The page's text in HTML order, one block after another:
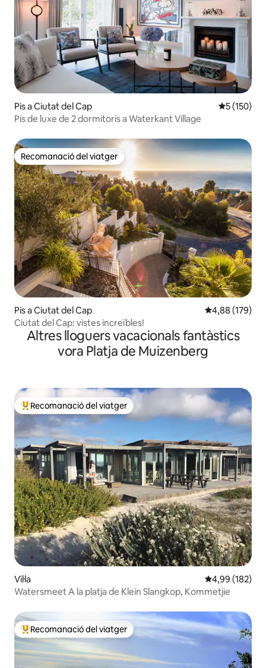
Pis a Ciutat del Cap 5 de
5 (150)
Pis de luxe de 2 dormitoris a Waterkant Village
Recomanació del viatger
Recomanació del viatger
Pis a Ciutat del Cap 4,88 de
4,88 (179)
Ciutat del Cap: vistes increïbles!
Altres lloguers vacacionals fantàstics
vora Platja de Muizenberg
Principals recomanacions dels viatgers
Recomanació del viatger
Vil·la 4,99 de
4,99 (182)
Watersmeet A la platja de Klein Slangkop, Kommetjie
Principals recomanacions dels viatgers
Recomanació del viatger